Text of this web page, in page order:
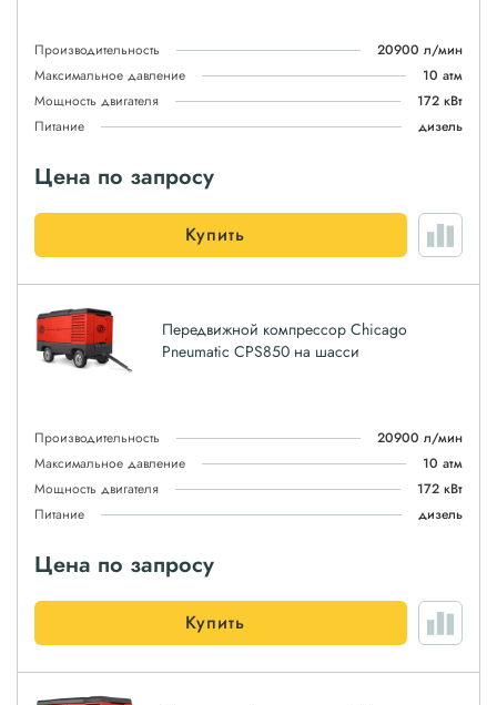
Производительность
20900 л/мин
Максимальное давление
10 атм
Мощность двигателя
172 кВт
Питание
дизель
Цена по запросу
Купить
Передвижной компрессор Chicago
Pneumatic CPS850 на шасси
Производительность
20900 л/мин
Максимальное давление
10 атм
Мощность двигателя
172 кВт
Питание
дизель
Цена по запросу
Купить